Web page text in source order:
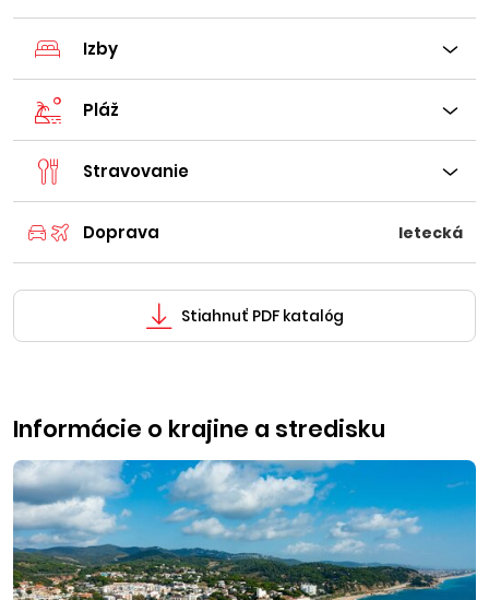
Izby
Pláž
Stravovanie
Doprava letecká
Stiahnuť PDF katalóg
Informácie o krajine a stredisku